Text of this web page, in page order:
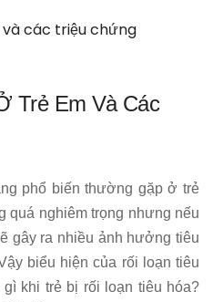
và các triệu chứng
Trẻ Em Và Các
phổ biến thường gặp ở trẻ
quá nghiêm trọng nhưng nếu
gây ra nhiều ảnh hưởng tiêu
biểu hiện của rối loạn tiêu
khi trẻ bị rối loạn tiêu hóa?